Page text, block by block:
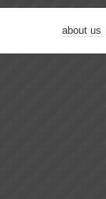
about us